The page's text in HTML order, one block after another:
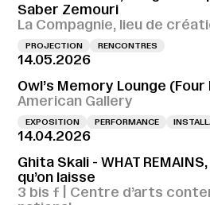
Saber Zemouri
La Compagnie, lieu de
PROJECTION RENCONTRES
14.05.2026
Owl’s Memory Lounge
American Gallery
EXPOSITION PERFORMANCE
14.04.2026
Ghita Skali - WHAT
qu’on laisse
3 bis f | Centre d’arts